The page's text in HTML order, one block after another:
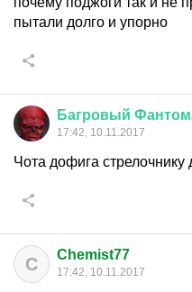
пытали долго и упорно
Багровый
17:42, 10.11.2017
Чота дофига стрелочнику
C Chemist77
17:42, 10.11.2017